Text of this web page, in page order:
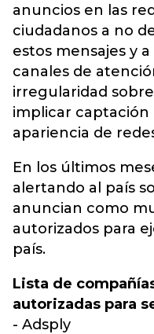
anuncios en las
ciudadanos a no
estos mensajes y
canales de
irregularidad
implicar captación
apariencia de
En los últimos
alertando al país
anuncian como
autorizados para
país.
Lista de
autorizadas para
- Adsply